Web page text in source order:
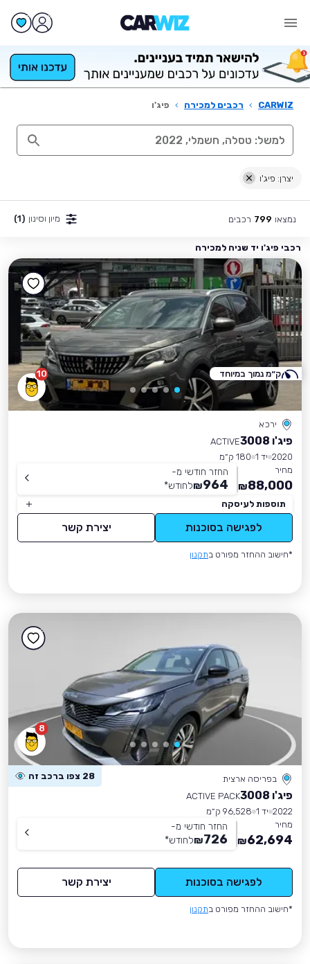
CARWIZ
› רכבים למכירה › פיג'ו
יצרן: פיג'ו
נמצאו 799 רכבים מיון וסינון (1)
רכבי פיג'ו יד שניה למכירה
10
ירכא
פיג'ו 3008
ACTIVE
2020 יד 1
180 ק״מ
מחיר
88,000
₪
החזר חודשי מ-
964
₪לחודש*
תוספות לעיסקה
לפגישה בסוכנות יצירת קשר
*חישוב ההחזר מפורט בתקנון
ק״מ נמוך במיוחד
8
בפריסה ארצית 28 צפו ברכב זה
פיג'ו 3008
ACTIVE PACK
2022 יד 1
96,528 ק״מ
מחיר
62,694
₪
החזר חודשי מ-
726
₪לחודש*
לפגישה בסוכנות יצירת קשר
*חישוב ההחזר מפורט בתקנון